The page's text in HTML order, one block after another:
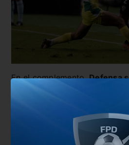
En el complemento,Defensa
contragolpe pero se vio
de Independiente.
chances y Unsain terminó
figuras del partido para